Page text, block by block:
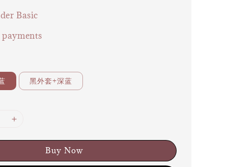
Basic
payments
黑外套+深蓝
Buy Now